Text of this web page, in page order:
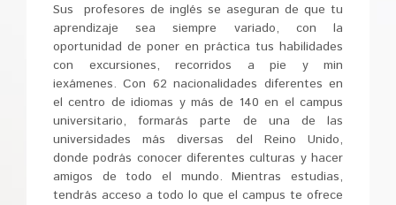
Sus profesores de inglés se aseguran de que tu
aprendizaje sea siempre variado, con la
oportunidad de poner en práctica tus habilidades
con excursiones, recorridos a pie y min
iexámenes. Con 62 nacionalidades diferentes en
el centro de idiomas y más de 140 en el campus
universitario, formarás parte de una de las
universidades más diversas del Reino Unido,
donde podrás conocer diferentes culturas y hacer
amigos de todo el mundo. Mientras estudias,
tendrás acceso a todo lo que el campus te ofrece